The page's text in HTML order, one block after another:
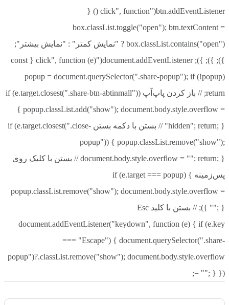
btn.addEventListener("click", function () {
box.classList.toggle("open"); btn.textContent =
box.classList.contains("open") ? "نمایش کمتر" : "نمایش بیشتر";
}); }); }); document.addEventListener("click", function (e) { const
popup = document.querySelector(".share-popup"); if (!popup)
return; // باز کردن پاپ‌آپ if (e.target.closest(".share-btn-abtinmall"))
{ popup.classList.add("show"); document.body.style.overflow =
"hidden"; return; } // بستن با دکمه بستن if (e.target.closest(".close-
popup")) { popup.classList.remove("show");
document.body.style.overflow = ""; return; } // بستن با کلیک روی
پس‌زمینه if (e.target === popup) {
popup.classList.remove("show"); document.body.style.overflow =
""; } }); // بستن با کلید Esc
document.addEventListener("keydown", function (e) { if (e.key
=== "Escape") { document.querySelector(".share-
popup")?.classList.remove("show"); document.body.style.overflow
= ""; } });